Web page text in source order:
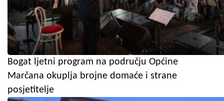
Bogat ljetni program na području Općine
Marčana okuplja brojne domaće i strane
posjetitelje